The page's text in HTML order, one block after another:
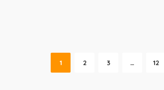
1 2 3 … 12